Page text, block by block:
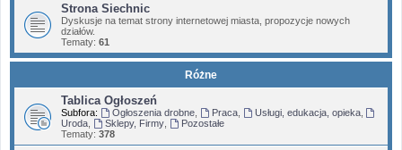
Strona Siechnic
Dyskusje na temat strony internetowej miasta, propozycje nowych
działów.
Tematy: 61
Różne
Tablica Ogłoszeń
Subfora: Ogłoszenia drobne, Praca, Usługi, edukacja, opieka,
Uroda
Sklepy, Firmy,
Pozostałe
Tematy: 378